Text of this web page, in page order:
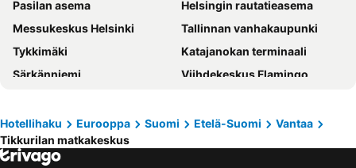
Scandic Hakaniemi
Scandic Kallio
Holiday Inn Helsinki - Expo By Ihg
Scandic Pasila
Original Sokos Hotel Tripla
Scandic Kaisaniemi
Crowne Plaza Helsinki - Hesperia By Ihg
Lapland Hotels Bulevardi
Hotel Helka
Pilot Airport Hotel
Omena Hotel Helsinki City Centre
Pasilan asema
Helsingin rautatieasema
Messukeskus Helsinki
Tallinnan vanhakaupunki
Tykkimäki
Katajanokan terminaali
Särkänniemi
Viihdekeskus Flamingo
Helsingin jäähalli
Hartwall Areena
Kamppi Shopping Center
Hotellihaku Eurooppa Suomi Etelä-Suomi
Vantaa
Tikkurilan matkakeskus